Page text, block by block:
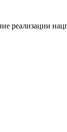
реализации